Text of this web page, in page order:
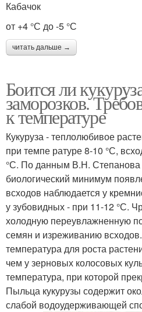
Кабачок
от +4 °С до -5 °С
читать дальше →
Боится ли
заморозков.
к температуре
Кукуруза - теплолюбивое
при темпе ратуре 8-10 °С,
°С. По данным В.Н.
биологический минимум
всходов наблюдается у
у зубовидных - при 11-12 °С.
холодную переувлажненную
семян и изреживанию
температура для роста
чем у зерновых колосовых
температура, при которой
Пыльца кукурузы содержит
слабой водоудерживающей